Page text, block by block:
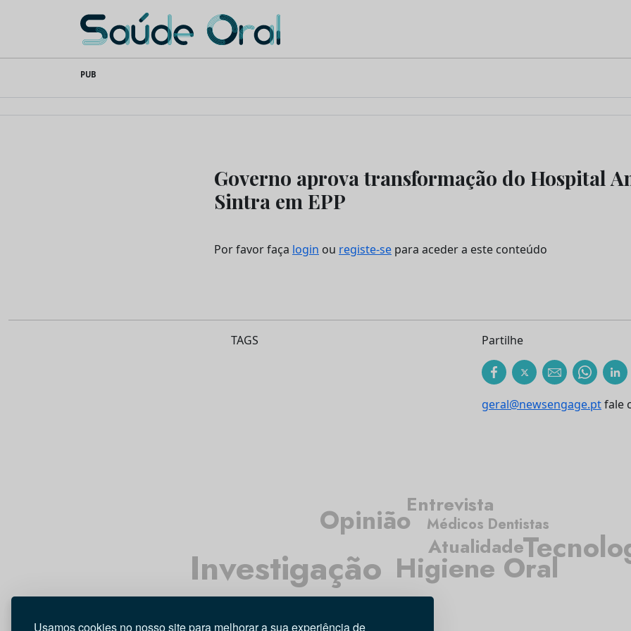
Usamos cookies no nosso site para melhorar a sua experiência de
content
Saúde Oral
PUB
Governo aprova transformação do Hospital
Sintra em EPP
Por favor faça login ou registe-se para aceder a este conteúdo
TAGS Partilhe
geral@newsengage.ptfale
Atualidade
Médicos Dentistas
Higiene Oral
Entrevista
Opinião
Investigação